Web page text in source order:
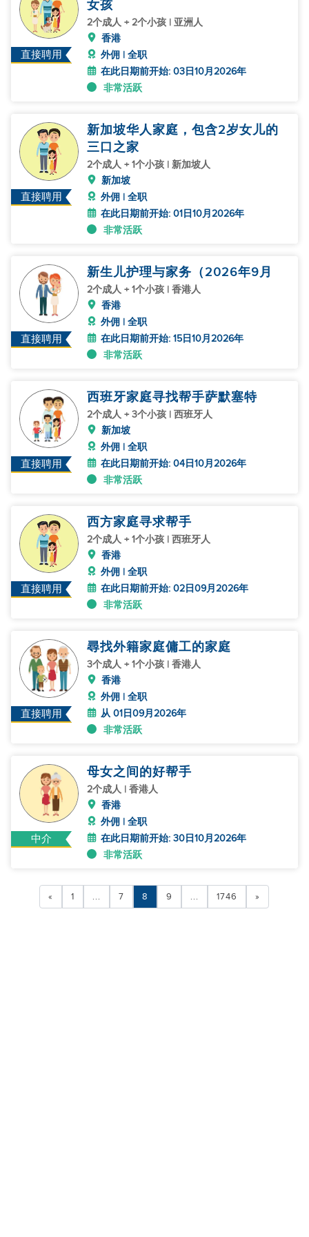
直接聘用
女孩
2个成人 + 2个小孩 | 亚洲人
香港
外佣 | 全职
在此日期前开始: 03日10月2026年
非常活跃
直接聘用
新加坡华人家庭，包含2岁女儿的
三口之家
2个成人 + 1个小孩 | 新加坡人
新加坡
外佣 | 全职
在此日期前开始: 01日10月2026年
非常活跃
直接聘用
新生儿护理与家务（2026年9月
2个成人 + 1个小孩 | 香港人
香港
外佣 | 全职
在此日期前开始: 15日10月2026年
非常活跃
直接聘用
西班牙家庭寻找帮手萨默塞特
2个成人 + 3个小孩 | 西班牙人
新加坡
外佣 | 全职
在此日期前开始: 04日10月2026年
非常活跃
直接聘用
西方家庭寻求帮手
2个成人 + 1个小孩 | 西班牙人
香港
外佣 | 全职
在此日期前开始: 02日09月2026年
非常活跃
直接聘用
尋找外籍家庭傭工的家庭
3个成人 + 1个小孩 | 香港人
香港
外佣 | 全职
从 01日09月2026年
非常活跃
中介
母女之间的好帮手
2个成人 | 香港人
香港
外佣 | 全职
在此日期前开始: 30日10月2026年
非常活跃
« 1 ... 7 8 9 ... 1746 »